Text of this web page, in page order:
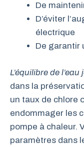
De
D’éviter
électrique
De garantir
L’équilibre de
dans la
un taux de chlore
endommager les
pompe à chaleur.
paramètres dans